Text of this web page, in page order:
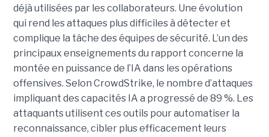
déjà utilisées par les collaborateurs. Une évolution
qui rend les attaques plus difficiles à détecter et
complique la tâche des équipes de sécurité. L’un des
principaux enseignements du rapport concerne la
montée en puissance de l’IA dans les opérations
offensives. Selon CrowdStrike, le nombre d’attaques
impliquant des capacités IA a progressé de 89 %. Les
attaquants utilisent ces outils pour automatiser la
reconnaissance, cibler plus efficacement leurs